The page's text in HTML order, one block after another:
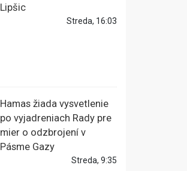
Lipšic
Streda, 16:03
Hamas žiada vysvetlenie
po vyjadreniach Rady pre
mier o odzbrojení v
Pásme Gazy
Streda, 9:35